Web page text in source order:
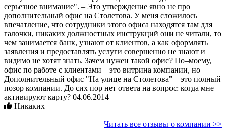
серьезное внимание". – Это утверждение явно не про
дополнительный офис на Столетова. У меня сложилось
впечатление, что сотрудники этого офиса находятся там для
галочки, никаких должностных инструкций они не читали, то
чем занимается банк, узнают от клиентов, а как оформлять
заявления и предоставлять услуги совершенно не знают и
видимо не хотят знать. Зачем нужен такой офис? По–моему,
офис по работе с клиентами – это витрина компании, но
Дополнительный офис "На улице на Столетова" – это полный
позор компании. До сих пор нет ответа на вопрос: когда мне
активируют карту? 04.06.2014
Никаких
Читать все отзывы о компании >>